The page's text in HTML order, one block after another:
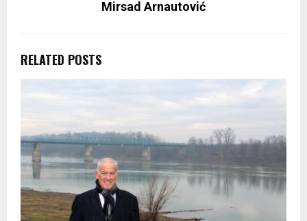
Mirsad Arnautović
RELATED POSTS